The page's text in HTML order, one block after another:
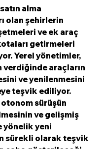
alma
olan şehirlerin
ve ek araç
getirmeleri
Yerel yönetimler,
verdiğinde araçların
ve yenilenmesini
teşvik ediliyor.
sürüşün
ve gelişmiş
yönelik yeni
sürekli olarak teşvik